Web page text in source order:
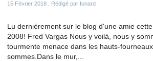
15 Février 2018 , Rédigé par Ionard
Lu dernièrement sur le blog d'une amie
2008! Fred Vargas Nous y voilà, nous y
tourmente menace dans les hauts-
sommes.Dans le mur,...